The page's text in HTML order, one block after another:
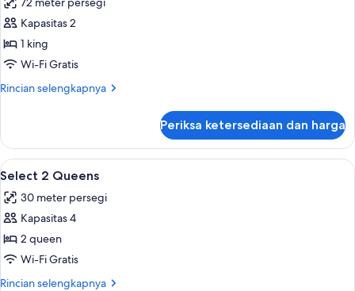
foto
untuk
Kamar
Kapasitas 2
1 king
Wi-Fi Gratis
Rincian selengkapnya
Rincian
Kamar
Periksa ketersediaan dan harga
Lihat
semua
foto
untuk
Select
2
Queens
Select 2 Queens | Seprai premium,
4
Select 2 Queens
30 meter persegi
Kapasitas 4
2 queen
Wi-Fi Gratis
Rincian selengkapnya
Rincian